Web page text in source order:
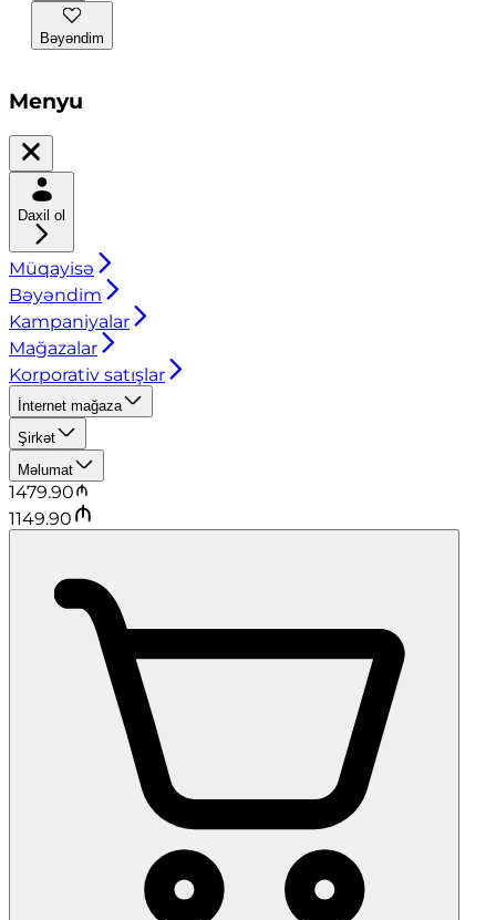
Bəyəndim
Menyu
Daxil ol
Müqayisə
Bəyəndim
Kampaniyalar
Mağazalar
Korporativ satışlar
İnternet mağaza
Şirkət
Məlumat
1479.90
1149.90